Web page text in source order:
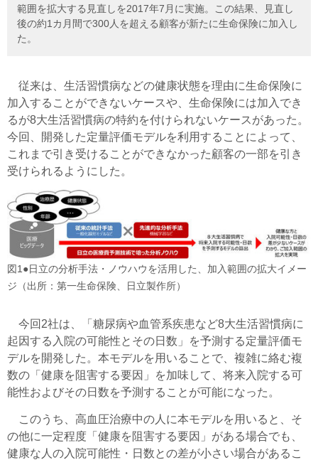
範囲を拡大する見直しを2017年7月に実施。この結果、見直し
後の約1カ月間で300人を超える顧客が新たに生命保険に加入し
た。
従来は、生活習慣病などの健康状態を理由に生命保険に
加入することができないケースや、生命保険には加入でき
るが8大生活習慣病の特約を付けられないケースがあった。
今回、開発した定量評価モデルを利用することによって、
これまで引き受けることができなかった顧客の一部を引き
受けられるようにした。
図1●日立の分析手法・ノウハウを活用した、加入範囲の拡大イメー
ジ（出所：第一生命保険、日立製作所）
今回2社は、「糖尿病や血管系疾患など8大生活習慣病に
起因する入院の可能性とその日数」を予測する定量評価モ
デルを開発した。本モデルを用いることで、複雑に絡む複
数の「健康を阻害する要因」を加味して、将来入院する可
能性およびその日数を予測することが可能になった。
このうち、高血圧治療中の人に本モデルを用いると、そ
の他に一定程度「健康を阻害する要因」がある場合でも、
健康な人の入院可能性・日数との差が小さい場合があるこ